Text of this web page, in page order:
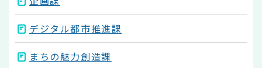
デジタル都市推進課
まちの魅力創造課